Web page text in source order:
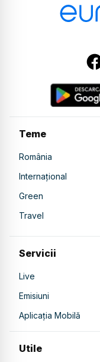
Teme
România
Internațional
Green
Travel
Servicii
Live
Emisiuni
Aplicația Mobilă
Utile